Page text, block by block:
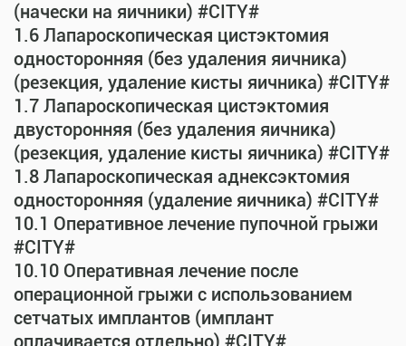
(начески на яичники) #CITY#
1.6 Лапароскопическая цистэктомия
односторонняя (без удаления яичника)
(резекция, удаление кисты яичника) #CITY#
1.7 Лапароскопическая цистэктомия
двусторонняя (без удаления яичника)
(резекция, удаление кисты яичника) #CITY#
1.8 Лапароскопическая аднексэктомия
односторонняя (удаление яичника) #CITY#
10.1 Оперативное лечение пупочной грыжи
#CITY#
10.10 Оперативная лечение после
операционной грыжи с использованием
сетчатых имплантов (имплант
оплачивается отдельно) #CITY#